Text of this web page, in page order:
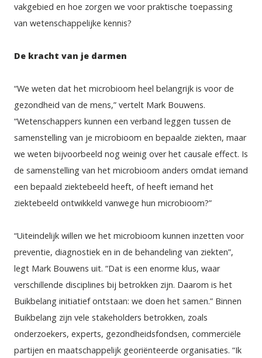
vakgebied en hoe zorgen we voor praktische toepassing
van wetenschappelijke kennis?
De kracht van je darmen
“We weten dat het microbioom heel belangrijk is voor de
gezondheid van de mens,” vertelt Mark Bouwens.
“Wetenschappers kunnen een verband leggen tussen de
samenstelling van je microbioom en bepaalde ziekten, maar
we weten bijvoorbeeld nog weinig over het causale effect. Is
de samenstelling van het microbioom anders omdat iemand
een bepaald ziektebeeld heeft, of heeft iemand het
ziektebeeld ontwikkeld vanwege hun microbioom?”
“Uiteindelijk willen we het microbioom kunnen inzetten voor
preventie, diagnostiek en in de behandeling van ziekten”,
legt Mark Bouwens uit. “Dat is een enorme klus, waar
verschillende disciplines bij betrokken zijn. Daarom is het
Buikbelang initiatief ontstaan: we doen het samen.” Binnen
Buikbelang zijn vele stakeholders betrokken, zoals
onderzoekers, experts, gezondheidsfondsen, commerciële
partijen en maatschappelijk georiënteerde organisaties. “Ik